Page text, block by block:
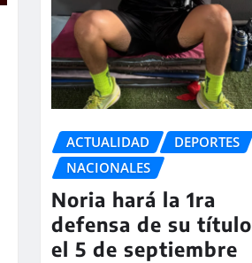
ACTUALIDAD
DEPORTES
NACIONALES
Noria hará la 1ra
defensa de su título
el 5 de septiembre